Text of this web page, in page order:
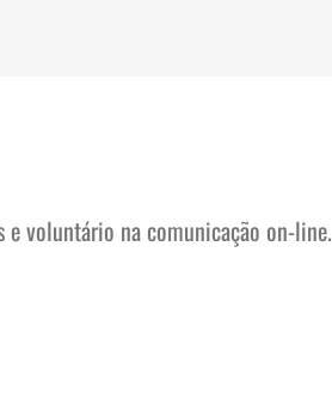
e voluntário na comunicação on-line.